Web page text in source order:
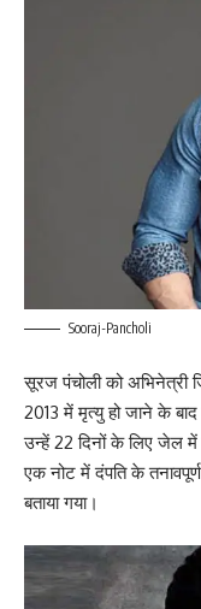
Sooraj-Pancholi
सूरज पंचोली को अभिनेत्री
2013 में मृत्यु हो जाने के
उन्हें 22 दिनों के लिए जेल में
एक नोट में दंपति के
बताया गया।